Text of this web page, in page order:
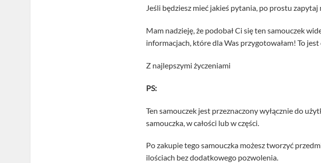
Jeśli będziesz mieć jakieś pytania, po prostu
Mam nadzieję, że podobał Ci się ten samouczek
informacjach, które dla Was przygotowałam! To
Z najlepszymi życzeniami
PS:
Ten samouczek jest przeznaczony wyłącznie do
samouczka, w całości lub w części.
Po zakupie tego samouczka możesz tworzyć
ilościach bez dodatkowego pozwolenia.